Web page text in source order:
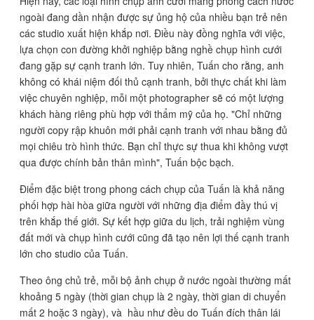
ngoài đang dần nhận được sự ủng hộ của nhiều bạn trẻ nên
các studio xuất hiện khắp nơi. Điều này đồng nghĩa với việc,
lựa chọn con đường khởi nghiệp bằng nghề chụp hình cưới
đang gặp sự cạnh tranh lớn. Tuy nhiên, Tuấn cho rằng, anh
không có khái niệm đối thủ cạnh tranh, bởi thực chất khi làm
việc chuyên nghiệp, mỗi một photographer sẽ có một lượng
khách hàng riêng phù hợp với thẩm mỹ của họ. "Chỉ những
người copy rập khuôn mới phải cạnh tranh với nhau bằng đủ
mọi chiêu trò hình thức. Bạn chỉ thực sự thua khi không vượt
qua được chính bản thân mình", Tuấn bộc bạch.
Điểm đặc biệt trong phong cách chụp của Tuấn là khả năng
phối hợp hài hòa giữa người với những địa điểm đầy thú vị
trên khắp thế giới. Sự kết hợp giữa du lịch, trải nghiệm vùng
đất mới và chụp hình cưới cũng đã tạo nên lợi thế cạnh tranh
lớn cho studio của Tuấn.
Theo ông chủ trẻ, mỗi bộ ảnh chụp ở nước ngoài thường mất
khoảng 5 ngày (thời gian chụp là 2 ngày, thời gian di chuyển
mất 2 hoặc 3 ngày), và hầu như đều do Tuấn đích thân lái